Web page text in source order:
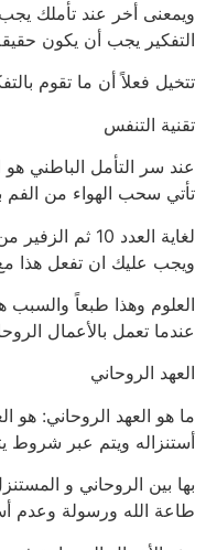
ويمعنى أخر عند تأملك
التفكير يجب أن يكون
تتخيل فعلاً أن ما تقوم
تقنية التنفس
عند سر التأمل الباطني هو
تأتي سحب الهواء من
ويجب عليك ان تفعل هذا
العلوم وهذا طبعاً
عندما تعمل بالأعمال
العهد الروحاني
ما هو العهد الروحاني: هو
أستنزاله ويتم عبر شروط
بها بين الروحاني و
طاعة الله ورسولة وعدم